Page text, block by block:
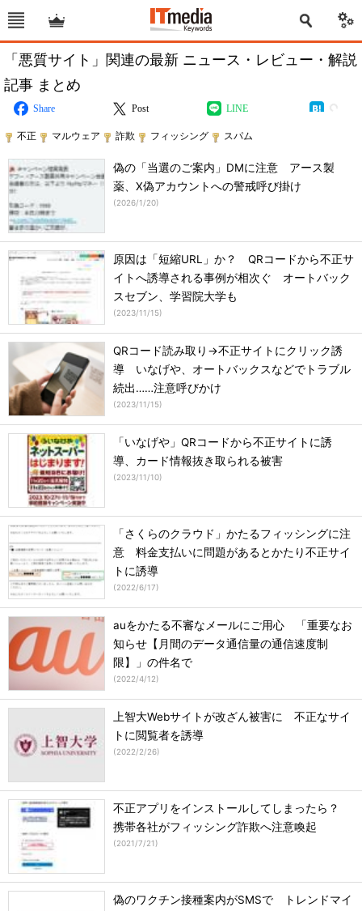
「悪質サイト」関連の最新 ニュース・レビュー・解説
記事 まとめ
Share Post LINE
不正 マルウェア 詐欺 フィッシング スパム
偽の「当選のご案内」DMに注意 アース製
薬、X偽アカウントへの警戒呼び掛け
(2026/1/20)
原因は「短縮URL」か？ QRコードから不正サ
イトへ誘導される事例が相次ぐ オートバック
スセブン、学習院大学も
(2023/11/15)
QRコード読み取り→不正サイトにクリック誘
導 いなげや、オートバックスなどでトラブル
続出……注意呼びかけ
(2023/11/15)
「いなげや」QRコードから不正サイトに誘
導、カード情報抜き取られる被害
(2023/11/10)
「さくらのクラウド」かたるフィッシングに注
意 料金支払いに問題があるとかたり不正サイ
トに誘導
(2022/6/17)
auをかたる不審なメールにご用心 「重要なお
知らせ【月間のデータ通信量の通信速度制
限】」の件名で
(2022/4/12)
上智大Webサイトが改ざん被害に 不正なサイ
トに閲覧者を誘導
(2022/2/26)
不正アプリをインストールしてしまったら？
携帯各社がフィッシング詐欺へ注意喚起
(2021/7/21)
偽のワクチン接種案内がSMSで トレンドマイ